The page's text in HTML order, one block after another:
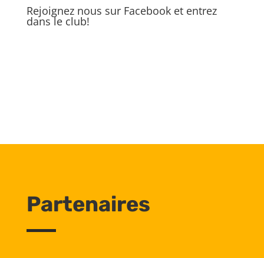
Rejoignez nous sur Facebook et entrez
dans le club!
Partenaires